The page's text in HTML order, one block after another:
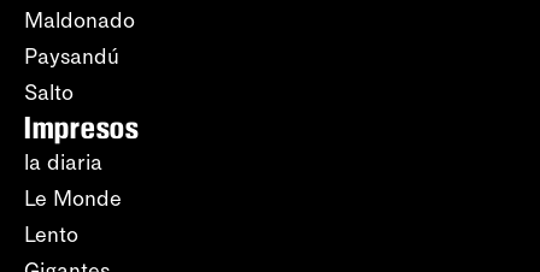
Maldonado
Paysandú
Salto
Impresos
la diaria
Le Monde
Lento